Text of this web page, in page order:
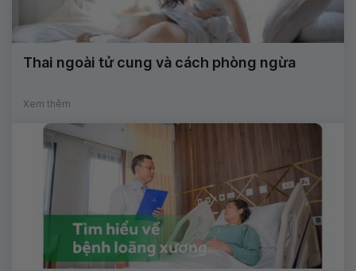
Thai ngoài tử cung và cách phòng ngừa
Xem thêm